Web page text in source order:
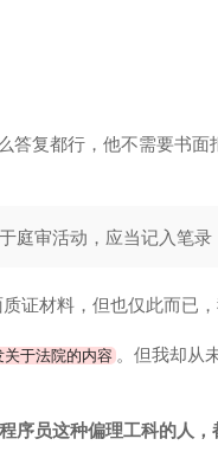
答复都行，他不需要书
审活动，应当记入笔录
证材料，但也仅此而已
关于法院的内容 。但我却从
序员这种偏理工科的人